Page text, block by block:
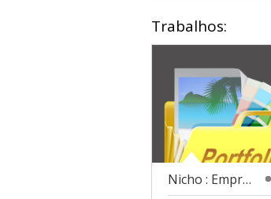
Trabalhos:
Nicho : Empresas de Tecnologia 01